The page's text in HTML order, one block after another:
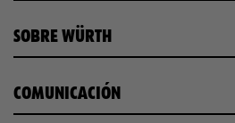
SOBRE WÜRTH
COMUNICACIÓN